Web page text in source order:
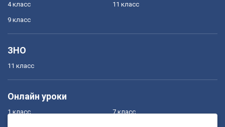
4 класс
9 класс
11 класс
ЗНО
11 класс
Онлайн уроки
1 класс 7 класс